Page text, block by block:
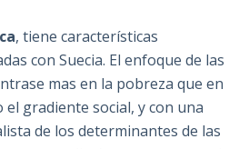
, tiene características
con Suecia. El enfoque de las
mas en la pobreza que en
el gradiente social, y con una
de los determinantes de las